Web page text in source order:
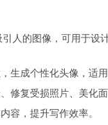
人的图像，可用于设
生成个性化头像，适
修复受损照片、美化面
容，提升写作效率。